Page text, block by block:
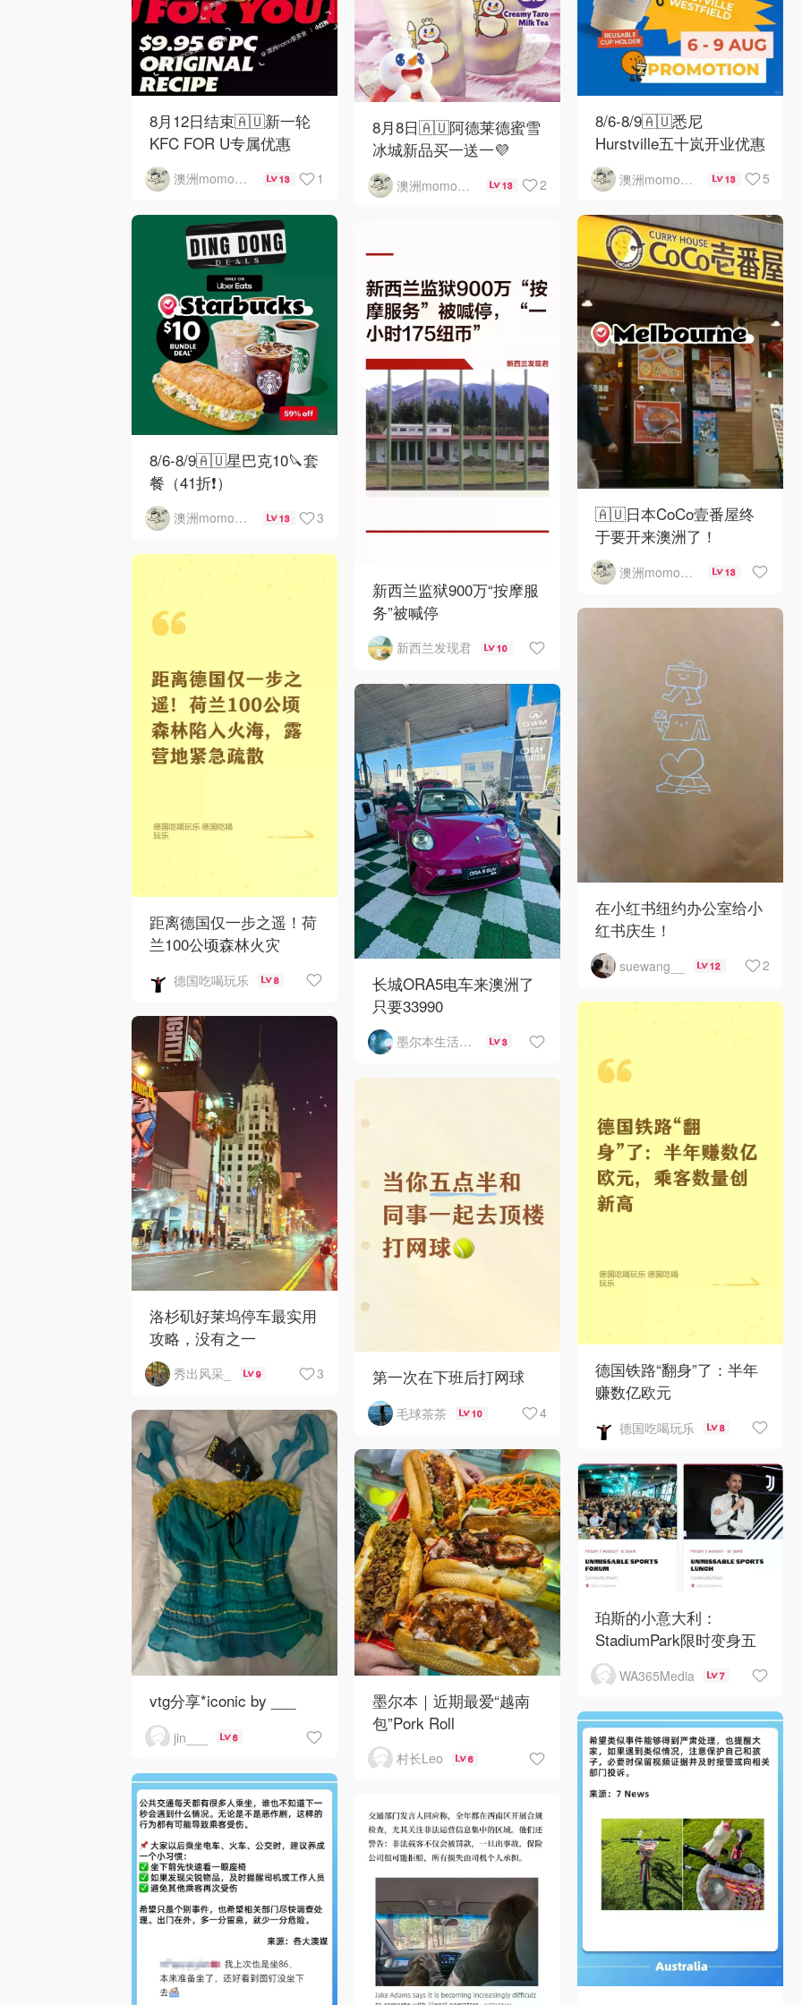
8月12日结束🇦🇺新一轮
KFC FOR U专属优惠
澳洲momo爱吃 13 1
8月8日🇦🇺阿德莱德蜜雪
冰城新品买一送一💜
澳洲momo爱吃 13 2
8/6-8/9🇦🇺悉尼
Hurstville五十岚开业优惠
澳洲momo爱吃 13 5
8/6-8/9🇦🇺星巴克10🔪套
餐（41折❗）
澳洲momo爱吃 13 3
🇦🇺日本CoCo壹番屋终
于要开来澳洲了！
澳洲momo爱吃 13
新西兰监狱900万“按摩服
务”被喊停
新西兰发现君 10
距离德国仅一步之遥！荷
兰100公顷森林火灾
德国吃喝玩乐 8
在小红书纽约办公室给小
红书庆生！
suewang__ 12 2
长城ORA5电车来澳洲了
只要33990
墨尔本生活指南 3
德国铁路“翻身”了：半年
赚数亿欧元
德国吃喝玩乐 8
洛杉矶好莱坞停车最实用
攻略，没有之一
秀出风采_ 9 3 第一次在下班后打网球
毛球茶茶 10 4
vtg分享*iconic by ___
jin___ 6
墨尔本｜近期最爱“越南
包”Pork Roll
村长Leo 6
珀斯的小意大利：
StadiumPark限时变身五
晚
WA365Media 7